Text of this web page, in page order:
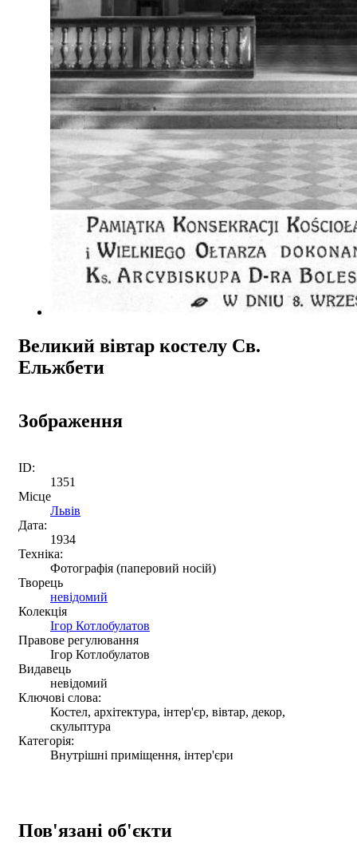
Великий вівтар костелу Св.
Ельжбети
Зображення
ID:
1351
Місце
Львів
Дата:
1934
Техніка:
Фотографія (паперовий носій)
Творець
невідомий
Колекція
Ігор Котлобулатов
Правове регулювання
Ігор Котлобулатов
Видавець
невідомий
Ключові слова:
Костел, архітектура, інтер'єр, вівтар, декор,
скульптура
Категорія:
Внутрішні приміщення, інтер'єри
Пов'язані об'єкти